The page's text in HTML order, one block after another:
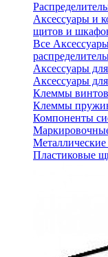
Аксессуары и
щитов и
Все
Аксессуары
Аксессуары
Клеммы
Клеммы
Компоненты
Пластиковые